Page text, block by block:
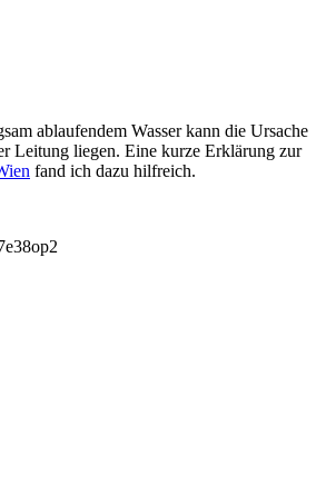
ablaufendem Wasser kann die Ursache
Leitung liegen. Eine kurze Erklärung zur
fand ich dazu hilfreich.